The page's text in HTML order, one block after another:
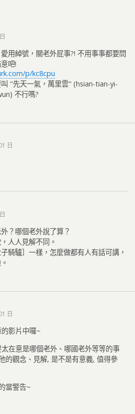
用綽號，關老外屁事?! 不用事事都要問
吧!
p/kc8cpu
"先天一氣，萬里雲" (hsian-tian-yi-
不行嗎?
日
？哪個老外說了算？
人人見解不同。
騎驢］一樣，怎麼做都有人有話可講，
日
影片中囉~
在意是哪個老外、哪國老外等等的事
的觀念、見解, 是不是有意義, 值得參
當警告~